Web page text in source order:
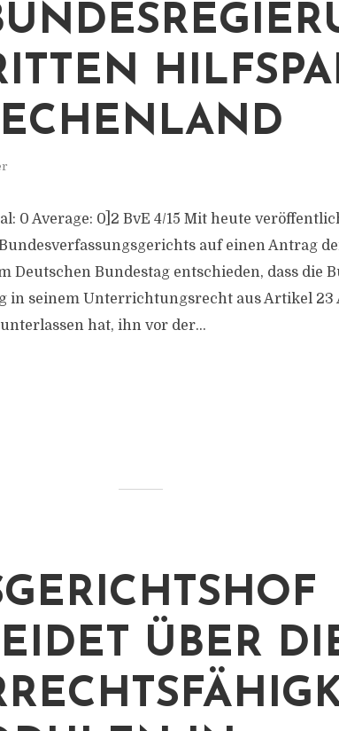
0 Average: 0]2 BvE 4/15 Mit heute
auf einen Antrag
Deutschen Bundestag entschieden, dass die
in seinem Unterrichtungsrecht aus Artikel 23
hat, ihn vor der...
ÜBER